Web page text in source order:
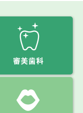
審美歯科